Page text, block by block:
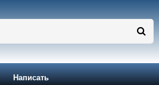
Написать